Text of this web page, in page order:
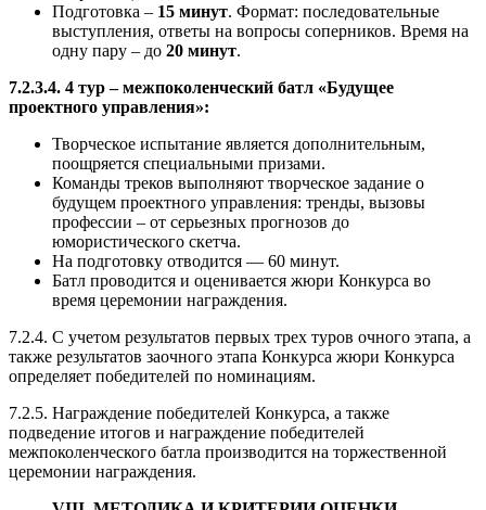
Подготовка – 15 минут. Формат: последовательные
выступления, ответы на вопросы соперников. Время на
одну пару – до 20 минут.
7.2.3.4. 4 тур – межпоколенческий батл «Будущее
проектного управления»:
Творческое испытание является дополнительным,
поощряется специальными призами.
Команды треков выполняют творческое задание о
будущем проектного управления: тренды, вызовы
профессии – от серьезных прогнозов до
юмористического скетча.
На подготовку отводится — 60 минут.
Батл проводится и оценивается жюри Конкурса во
время церемонии награждения.
7.2.4. С учетом результатов первых трех туров очного этапа, а
также результатов заочного этапа Конкурса жюри Конкурса
определяет победителей по номинациям.
7.2.5. Награждение победителей Конкурса, а также
подведение итогов и награждение победителей
межпоколенческого батла производится на торжественной
церемонии награждения.